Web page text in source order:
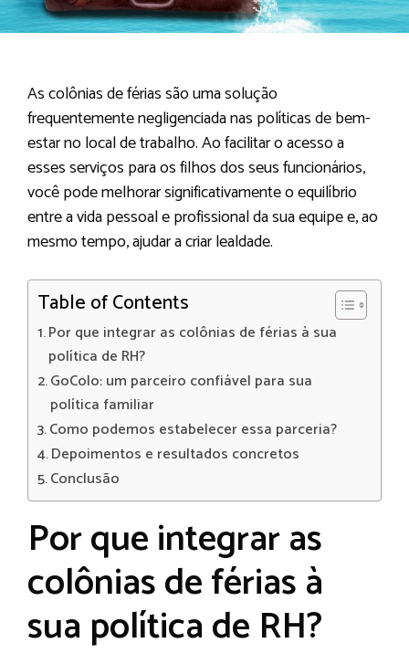
As colônias de férias são uma solução
frequentemente negligenciada nas políticas de bem-
estar no local de trabalho. Ao facilitar o acesso a
esses serviços para os filhos dos seus funcionários,
você pode melhorar significativamente o equilíbrio
entre a vida pessoal e profissional da sua equipe e, ao
mesmo tempo, ajudar a criar lealdade.
Table of Contents
Por que integrar as colônias de férias à sua
política de RH?
GoColo: um parceiro confiável para sua
política familiar
Como podemos estabelecer essa parceria?
Depoimentos e resultados concretos
Conclusão
Por que integrar as
colônias de férias à
sua política de RH?